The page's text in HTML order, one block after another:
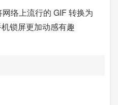
络上流行的 GIF 转换为
锁屏更加动感有趣